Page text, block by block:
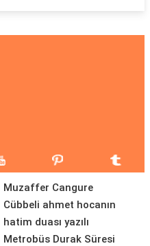
Muzaffer Cangure
Cübbeli ahmet hocanın
hatim duası yazılı
Metrobüs Durak Süresi